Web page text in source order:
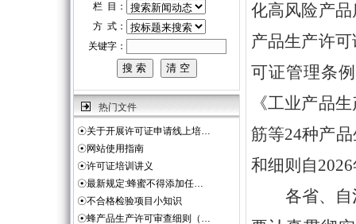
栏 目：
方 式：
关键字：
热门文件
☉关于开展许可证申请线上培…
☉网站使用指南
☉许可证培训讲义
☉最新规定:蜂蜜不得添加任…
☉不合格检验项目小知识
☉蜂产品生产许可审查细则（…
化高风险产
产品生产许
可证管理条
《工业产品
筋等24种产
和细则自2026
各省、